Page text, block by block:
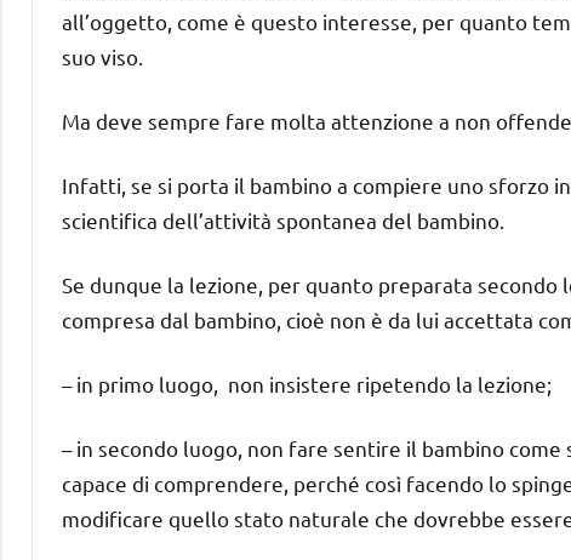
all’oggetto, come è questo interesse, per quanto
suo viso.
Ma deve sempre fare molta attenzione a non
Infatti, se si porta il bambino a compiere uno sforzo
scientifica dell’attività spontanea del bambino.
Se dunque la lezione, per quanto preparata
compresa dal bambino, cioè non è da lui accettata
– in primo luogo, non insistere ripetendo la lezione;
– in secondo luogo, non fare sentire il bambino
capace di comprendere, perché così facendo lo
modificare quello stato naturale che dovrebbe